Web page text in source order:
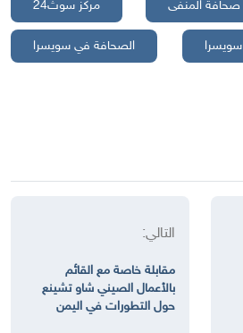
صحافة المنفى مركز سوث24
سويسرا الصحافة في سويسرا
التالي:
مقابلة خاصة مع القائم
بالأعمال الصيني شاو تشينع
حول التطورات في اليمن